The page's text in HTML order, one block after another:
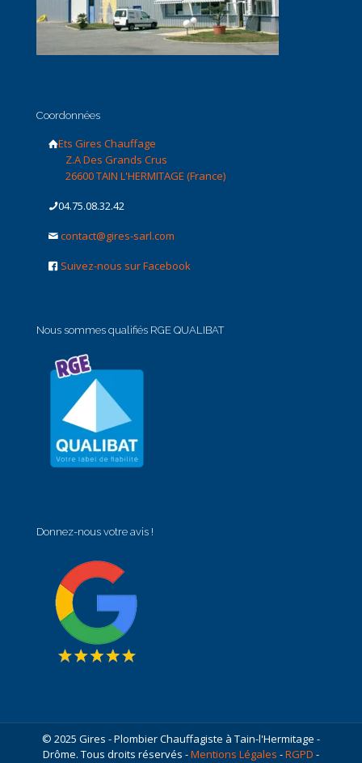
Coordonnées
Ets Gires Chauffage
Z.A Des Grands Crus
26600 TAIN L'HERMITAGE (France)
04.75.08.32.42
contact@gires-sarl.com
Suivez-nous sur Facebook
Nous sommes qualifiés RGE QUALIBAT
Donnez-nous votre avis !
© 2025 Gires - Plombier Chauffagiste à Tain-l'Hermitage -
Drôme. Tous droits réservés -Mentions Légales -RGPD -